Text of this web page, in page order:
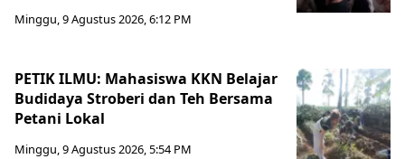
Minggu, 9 Agustus 2026, 6:12 PM
PETIK ILMU: Mahasiswa KKN Belajar
Budidaya Stroberi dan Teh Bersama
Petani Lokal
Minggu, 9 Agustus 2026, 5:54 PM